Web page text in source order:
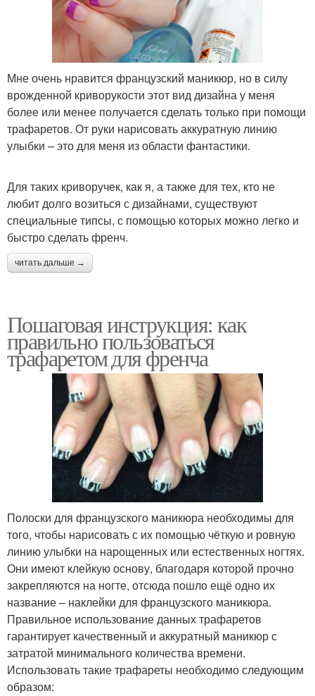
Мне очень нравится французский маникюр, но в силу
врожденной криворукости этот вид дизайна у меня
более или менее получается сделать только при помощи
трафаретов. От руки нарисовать аккуратную линию
улыбки – это для меня из области фантастики.
Для таких криворучек, как я, а также для тех, кто не
любит долго возиться с дизайнами, существуют
специальные типсы, с помощью которых можно легко и
быстро сделать френч.
читать дальше →
Пошаговая инструкция: как
правильно пользоваться
трафаретом для френча
Полоски для французского маникюра необходимы для
того, чтобы нарисовать с их помощью чёткую и ровную
линию улыбки на нарощенных или естественных ногтях.
Они имеют клейкую основу, благодаря которой прочно
закрепляются на ногте, отсюда пошло ещё одно их
название – наклейки для французского маникюра.
Правильное использование данных трафаретов
гарантирует качественный и аккуратный маникюр с
затратой минимального количества времени.
Использовать такие трафареты необходимо следующим
образом: